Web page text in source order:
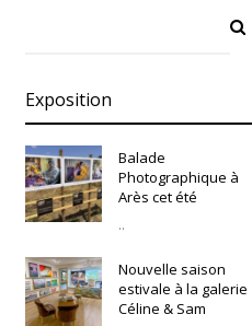
Exposition
Balade
Photographique à
Arès cet été
..
Nouvelle saison
estivale à la galerie
Céline & Sam